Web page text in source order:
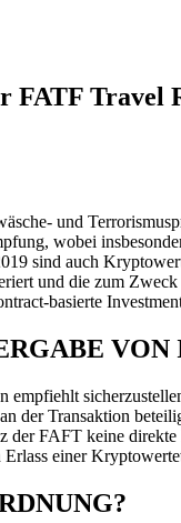
FATF Travel
und
wobei
sind auch
und die zum
basierte
der Transaktion
der FAFT keine
einer